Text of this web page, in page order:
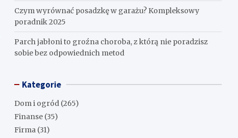
Czym wyrównać posadzkę w garażu? Kompleksowy
poradnik 2025
Parch jabłoni to groźna choroba, z którą nie poradzisz
sobie bez odpowiednich metod
Kategorie
Dom i ogród (265)
Finanse (35)
Firma (31)